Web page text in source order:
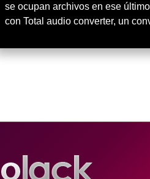
se ocupan archivos en ese
con Total audio converter, un